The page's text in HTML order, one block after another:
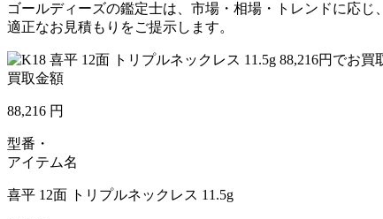
ゴールディーズの鑑定士は、市場・相場・トレンドに応じ、
適正なお見積もりをご提示します。
買取金額
88,216 円
型番・
アイテム名
喜平 12面 トリプルネックレス 11.5g